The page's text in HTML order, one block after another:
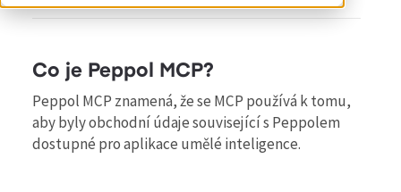
Co je Peppol MCP?
Peppol MCP znamená, že se MCP používá k tomu,
aby byly obchodní údaje související s Peppolem
dostupné pro aplikace umělé inteligence.